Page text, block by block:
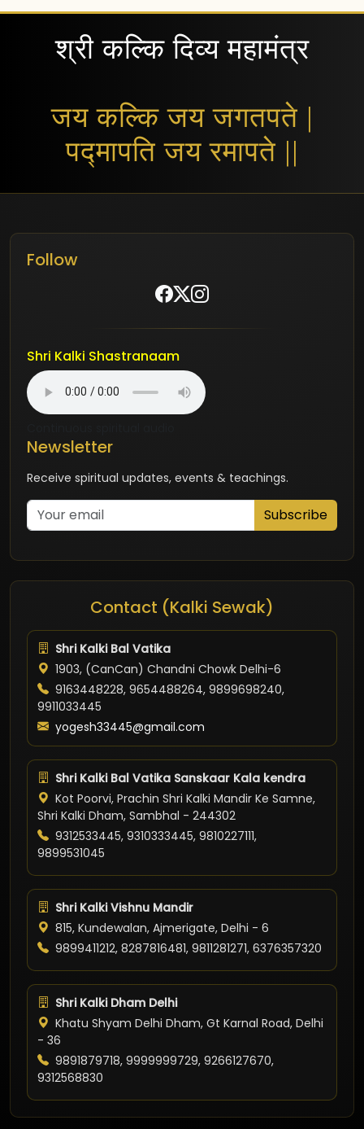
श्री कल्कि दिव्य महामंत्र
जय कल्कि जय जगतपते |
पद्मापति जय रमापते ||
Follow
Shri Kalki Shastranaam
Newsletter
Receive spiritual updates, events & teachings.
Subscribe
Contact (Kalki Sewak)
Shri Kalki Bal Vatika
1903, (CanCan) Chandni Chowk Delhi-6
9163448228, 9654488264, 9899698240,
9911033445
yogesh33445@gmail.com
Shri Kalki Bal Vatika Sanskaar Kala kendra
Kot Poorvi, Prachin Shri Kalki Mandir Ke Samne,
Shri Kalki Dham, Sambhal - 244302
9312533445, 9310333445, 9810227111,
9899531045
Shri Kalki Vishnu Mandir
815, Kundewalan, Ajmerigate, Delhi - 6
9899411212, 8287816481, 9811281271, 6376357320
Shri Kalki Dham Delhi
Khatu Shyam Delhi Dham, Gt Karnal Road, Delhi
- 36
9891879718, 9999999729, 9266127670,
9312568830